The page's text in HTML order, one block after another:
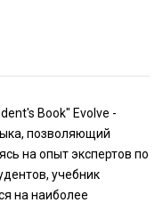
Book" Evolve -
позволяющий
на опыт экспертов по
учебник
на наиболее